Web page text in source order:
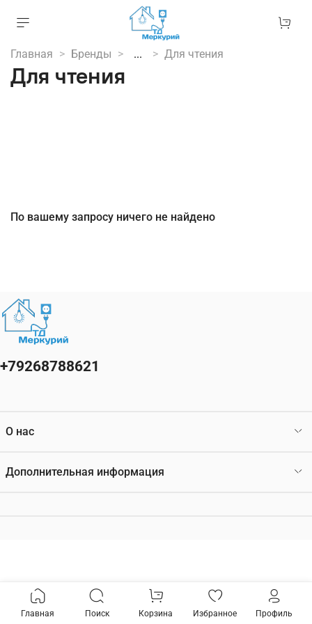
Главная Бренды ... Для чтения
Для чтения
По вашему запросу ничего не найдено
О нас
Дополнительная информация
+79268788621
Главная Поиск Корзина Избранное Профиль